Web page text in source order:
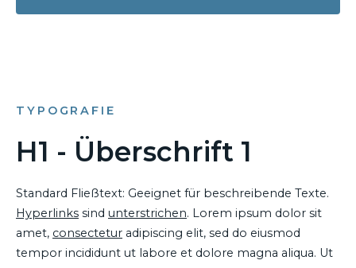
TYPOGRAFIE
H1 - Überschrift 1
Standard Fließtext: Geeignet für beschreibende Texte.
Hyperlinks sind unterstrichen. Lorem ipsum dolor sit
amet, consectetur adipiscing elit, sed do eiusmod
tempor incididunt ut labore et dolore magna aliqua. Ut